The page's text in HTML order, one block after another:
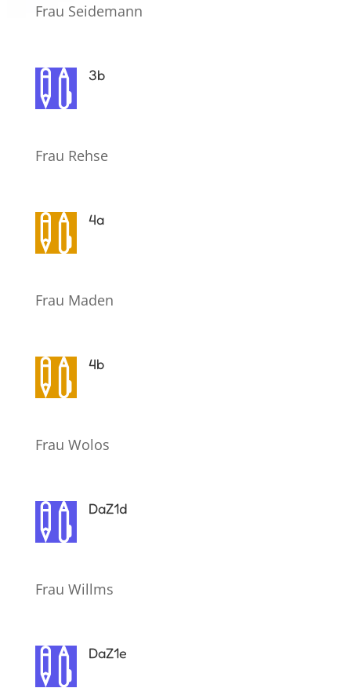
Frau Seidemann
 3b
Frau Rehse
 4a
Frau Maden
 4b
Frau Wolos
 DaZ1d
Frau Willms
 DaZ1e